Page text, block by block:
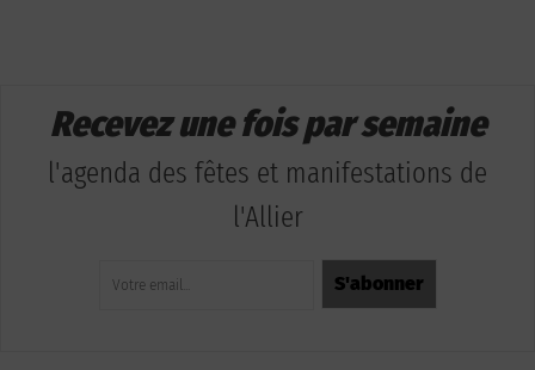
Recevez une fois par semaine
l'agenda des fêtes et manifestations de
l'Allier